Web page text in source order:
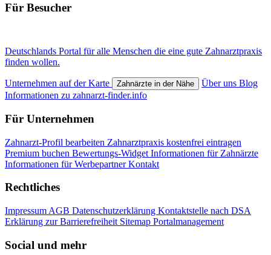
Für Besucher
Deutschlands Portal für alle Menschen die eine gute Zahnarztpraxis
finden wollen.
Unternehmen auf der Karte Zahnärzte in der Nähe Über uns Blog
Informationen zu zahnarzt-finder.info
Für Unternehmen
Zahnarzt-Profil bearbeiten Zahnarztpraxis kostenfrei eintragen
Premium buchen Bewertungs-Widget Informationen für Zahnärzte
Informationen für WerbepartnerKontakt
Rechtliches
Impressum AGB Datenschutzerklärung Kontaktstelle nach DSA
Erklärung zur Barrierefreiheit Sitemap Portalmanagement
Social und mehr